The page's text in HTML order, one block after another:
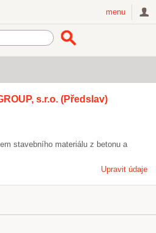
menu
s.r.o. (Předslav)
stavebního materiálu z betonu a
Upravit údaje